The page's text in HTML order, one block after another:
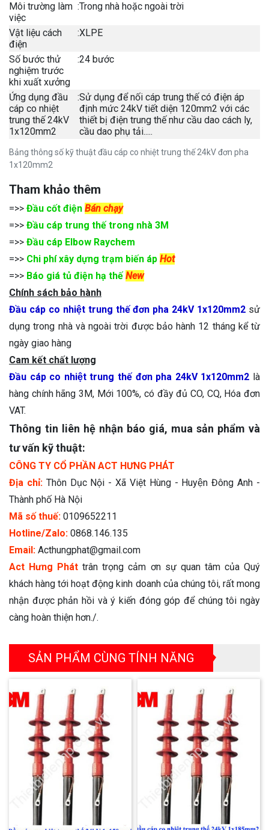
Bảng thông số kỹ thuật đầu cáp co nhiệt trung thế 24kV đơn pha
1x120mm2
Môi trường làm
việc
:Trong nhà hoặc ngoài trời
Vật liệu cách
điện
:XLPE
Số bước thử
nghiệm trước
khi xuất xưởng
:24 bước
Ứng dụng đầu
cáp co nhiệt
trung thế 24kV
1x120mm2
:Sử dụng để nối cáp trung thế có điện áp
định mức 24kV tiết diện 120mm2 với các
thiết bị điện trung thế như cầu dao cách ly,
cầu dao phụ tải.....
Tham khảo thêm
=>> Đầu cốt điện Bán chạy
=>> Đầu cáp trung thế trong nhà 3M
=>> Đầu cáp Elbow Raychem
=>> Chi phí xây dựng trạm biến áp Hot
=>> Báo giá tủ điện hạ thế New
Chính sách bảo hành
Đầu cáp co nhiệt trung thế đơn pha 24kV 1x120mm2 sử
dụng trong nhà và ngoài trời được bảo hành 12 tháng kể từ
ngày giao hàng
Cam kết chất lượng
Đầu cáp co nhiệt trung thế đơn pha 24kV 1x120mm2 là
hàng chính hãng 3M, Mới 100%, có đầy đủ CO, CQ, Hóa đơn
VAT.
Thông tin liên hệ nhận báo giá, mua sản phẩm và
tư vấn kỹ thuật:
CÔNG TY CỔ PHẦN ACT HƯNG PHÁT
Địa chỉ: Thôn Dục Nội - Xã Việt Hùng - Huyện Đông Anh -
Thành phố Hà Nội
Mã số thuế: 0109652211
Hotline/Zalo: 0868.146.135
Email: Acthungphat@gmail.com
Act Hưng Phát trân trọng cảm ơn sự quan tâm của Quý
khách hàng tới hoạt động kinh doanh của chúng tôi, rất mong
nhận được phản hồi và ý kiến đóng góp để chúng tôi ngày
càng hoàn thiện hơn./.
SẢN PHẨM CÙNG TÍNH NĂNG